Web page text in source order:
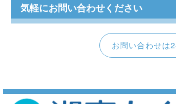
気軽にお問い合わせください
お問い合わせは